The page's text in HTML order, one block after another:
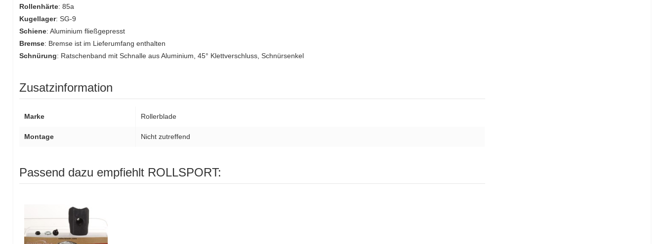
Rollenhärte: 85a
Kugellager: SG-9
Schiene: Aluminium fließgepresst
Bremse: Bremse ist im Lieferumfang enthalten
Schnürung: Ratschenband mit Schnalle aus Aluminium, 45° Klettverschluss, Schnürsenkel
Zusatzinformation
Marke Rollerblade
Montage Nicht zutreffend
Passend dazu empfiehlt ROLLSPORT: